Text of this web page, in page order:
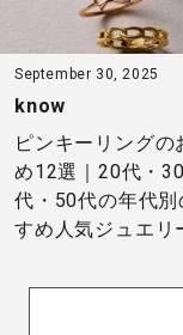
September 30, 2025
know
ピンキーリングの
め12選｜20代・
代・50代の年代別
すめ人気ジュエリ